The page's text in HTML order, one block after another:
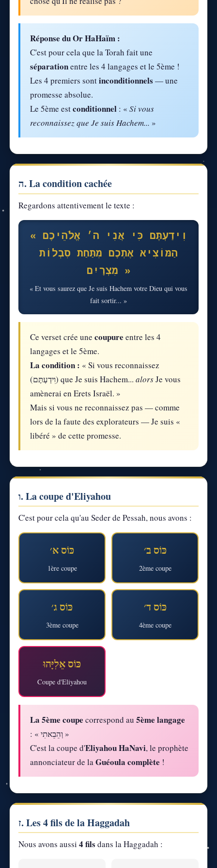
Réponse du Or HaHaïm :
C'est pour cela que la Torah fait une
séparationentre les 4 langages et le 5ème !
Les 4 premiers sontinconditionnels — une
promesse absolue.
Le 5ème estconditionnel : « Si vous
reconnaissez que Je suis Hachem... »
ה. La condition cachée
Regardons attentivement le texte :
« וִידַעְתֶּם כִּי אֲנִי ה׳ אֱלֹהֵיכֶם
הַמּוֹצִיא אֶתְכֶם מִתַּחַת סִבְלוֹת
מִצְרָיִם »
« Et vous saurez que Je suis Hachem votre Dieu qui vous
fait sortir... »
Ce verset crée une coupure entre les 4
langages et le 5ème.
La condition : « Si vous reconnaissez
(וִידַעְתֶּם) que Je suis Hachem... alorsJe vous
amènerai en Erets Israël. »
Mais si vous ne reconnaissez pas — comme
lors de la faute des explorateurs — Je suis «
libéré » de cette promesse.
ו. La coupe d'Eliyahou
C'est pour cela qu'au Seder de Pessah, nous avons :
כּוֹס א׳
1ère coupe
כּוֹס ב׳
2ème coupe
כּוֹס ג׳
3ème coupe
כּוֹס ד׳
4ème coupe
כּוֹס אֵלִיָּהוּ
Coupe d'Eliyahou
La 5ème coupe correspond au 5ème langage
: « וְהֵבֵאתִי »
C'est la coupe d'Eliyahou HaNavi, le prophète
annonciateur de laGuéoula complète !
ז. Les 4 fils de la Haggadah
Nous avons aussi 4 fils dans la Haggadah :